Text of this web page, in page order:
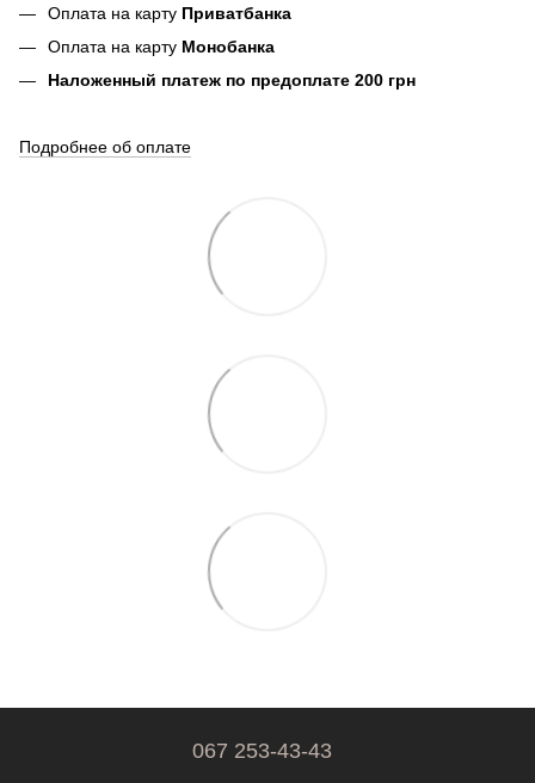
Оплата на карту Приватбанка
Оплата на карту Монобанка
Наложенный платеж по предоплате 200 грн
Подробнее об оплате
067 253-43-43